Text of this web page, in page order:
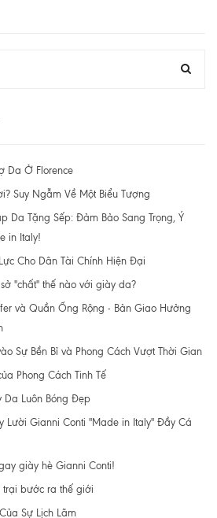
Da Ở Florence
Suy Ngẫm Về Một Biểu Tượng
Da Tặng Sếp: Đảm Bảo Sang Trọng, Ý
in Italy!
Cho Dân Tài Chính Hiện Đại
"chất" thế nào với giày da?
và Quần Ống Rộng - Bản Giao Hưởng
Sự Bền Bỉ và Phong Cách Vượt Thời Gian
Phong Cách Tinh Tế
Luôn Bóng Đẹp
Lười Gianni Conti "Made in Italy" Đầy Cá
giày hè Gianni Conti!
trại bước ra thế giới
Sự Lịch Lãm